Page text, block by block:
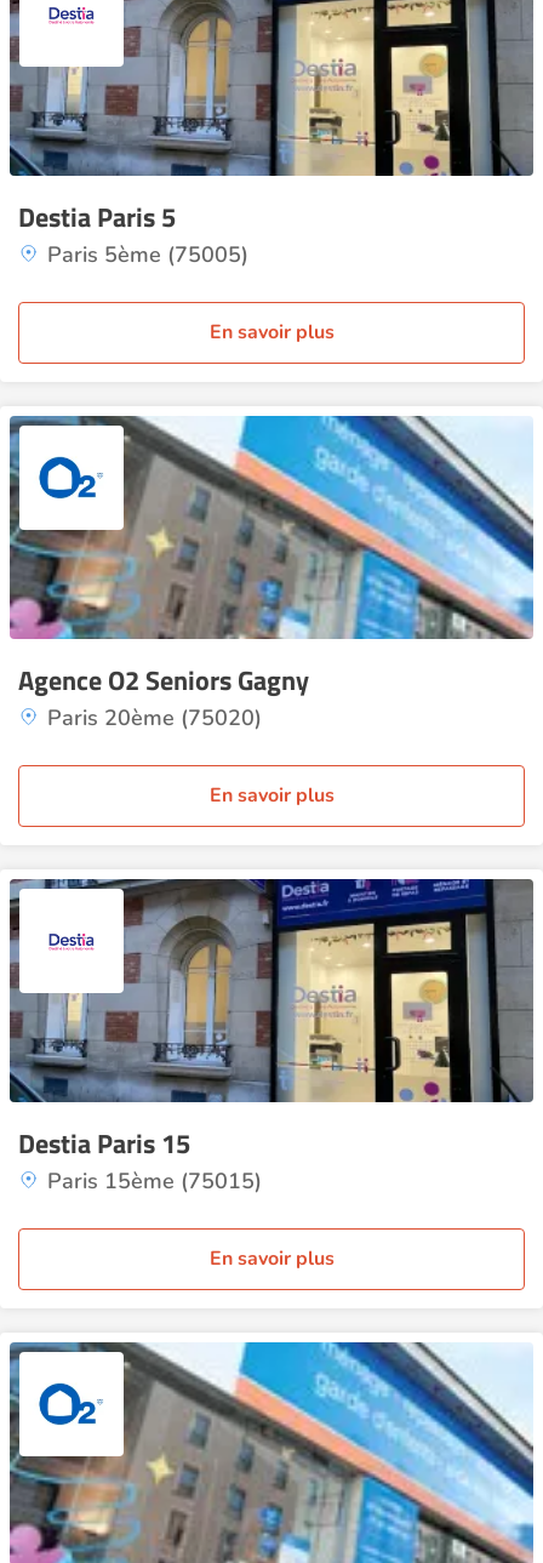
Destia Paris 5
Paris 5ème (75005)
En savoir plus
Agence O2 Seniors Gagny
Paris 20ème (75020)
En savoir plus
Destia Paris 15
Paris 15ème (75015)
En savoir plus